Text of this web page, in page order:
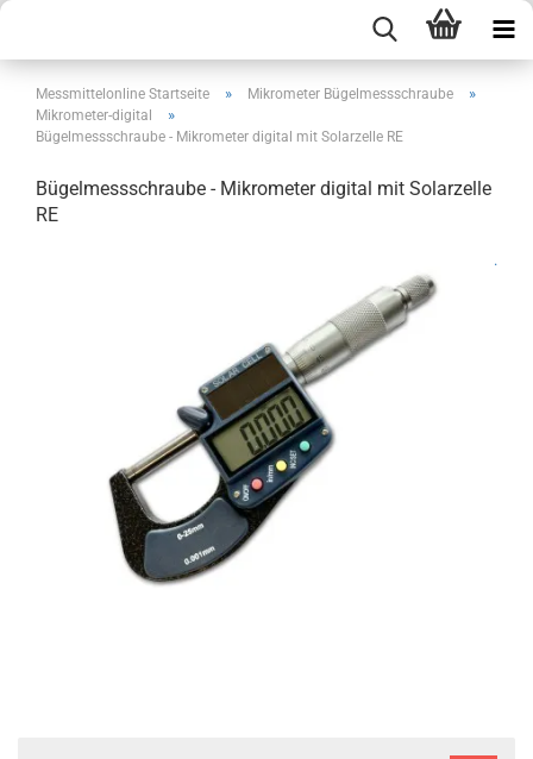
Messmittelonline Startseite » Mikrometer Bügelmessschraube »
Mikrometer-digital »
Bügelmessschraube - Mikrometer digital mit Solarzelle RE
Bügelmessschraube - Mikrometer digital mit Solarzelle
RE
.